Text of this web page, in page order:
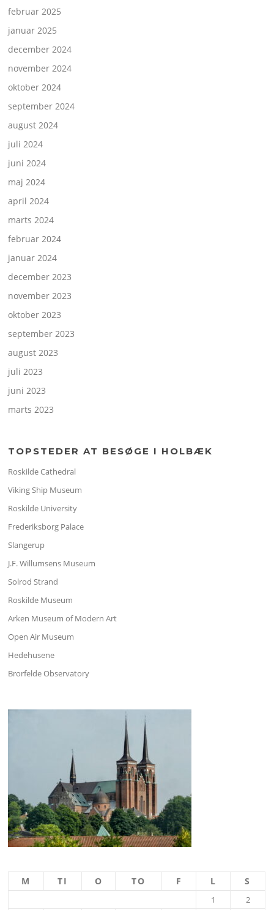
februar 2025
januar 2025
december 2024
november 2024
oktober 2024
september 2024
august 2024
juli 2024
juni 2024
maj 2024
april 2024
marts 2024
februar 2024
januar 2024
december 2023
november 2023
oktober 2023
september 2023
august 2023
juli 2023
juni 2023
marts 2023
TOPSTEDER AT BESØGE I HOLBÆK
Roskilde Cathedral
Viking Ship Museum
Roskilde University
Frederiksborg Palace
Slangerup
J.F. Willumsens Museum
Solrod Strand
Roskilde Museum
Arken Museum of Modern Art
Open Air Museum
Hedehusene
Brorfelde Observatory
M TI O TO F L S
1 2